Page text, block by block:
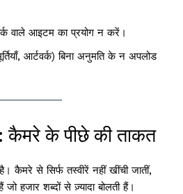
वाले आइटम का प्रयोग न करें।
आर्टवर्क) बिना अनुमति के न अपलोड
कैमरे के पीछे की ताकत
कैमरे से सिर्फ तस्वीरें नहीं खींची जातीं,
जो हजार शब्दों से ज़्यादा बोलती हैं।